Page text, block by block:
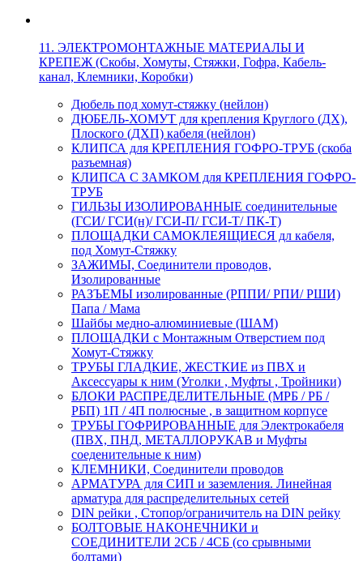
11. ЭЛЕКТРОМОНТАЖНЫЕ МАТЕРИАЛЫ И
КРЕПЕЖ (Скобы, Хомуты, Стяжки, Гофра, Кабель-
канал, Клемники, Коробки)
Дюбель под хомут-стяжку (нейлон)
ДЮБЕЛЬ-ХОМУТ для крепления Круглого (ДХ),
Плоского (ДХП) кабеля (нейлон)
КЛИПСА для КРЕПЛЕНИЯ ГОФРО-ТРУБ (скоба
разъемная)
КЛИПСА С ЗАМКОМ для КРЕПЛЕНИЯ ГОФРО-
ТРУБ
ГИЛЬЗЫ ИЗОЛИРОВАННЫЕ соединительные
(ГСИ/ ГСИ(н)/ ГСИ-П/ ГСИ-Т/ ПК-Т)
ПЛОЩАДКИ САМОКЛЕЯЩИЕСЯ дл кабеля,
под Хомут-Стяжку
ЗАЖИМЫ, Соединители проводов,
Изолированные
РАЗЪЕМЫ изолированные (РППИ/ РПИ/ РШИ)
Папа / Мама
Шайбы медно-алюминиевые (ШАМ)
ПЛОЩАДКИ с Монтажным Отверстием под
Хомут-Стяжку
ТРУБЫ ГЛАДКИЕ, ЖЕСТКИЕ из ПВХ и
Аксессуары к ним (Уголки , Муфты , Тройники)
БЛОКИ РАСПРЕДЕЛИТЕЛЬНЫЕ (МРБ / РБ /
РБП) 1П / 4П полюсные , в защитном корпусе
ТРУБЫ ГОФРИРОВАННЫЕ для Электрокабеля
(ПВХ, ПНД, МЕТАЛЛОРУКАВ и Муфты
соеденительные к ним)
КЛЕМНИКИ, Соединители проводов
АРМАТУРА для СИП и заземления. Линейная
арматура для распределительных сетей
DIN рейки , Стопор/ограничитель на DIN рейку
БОЛТОВЫЕ НАКОНЕЧНИКИ и
СОЕДИНИТЕЛИ 2СБ / 4СБ (со срывными
болтами)